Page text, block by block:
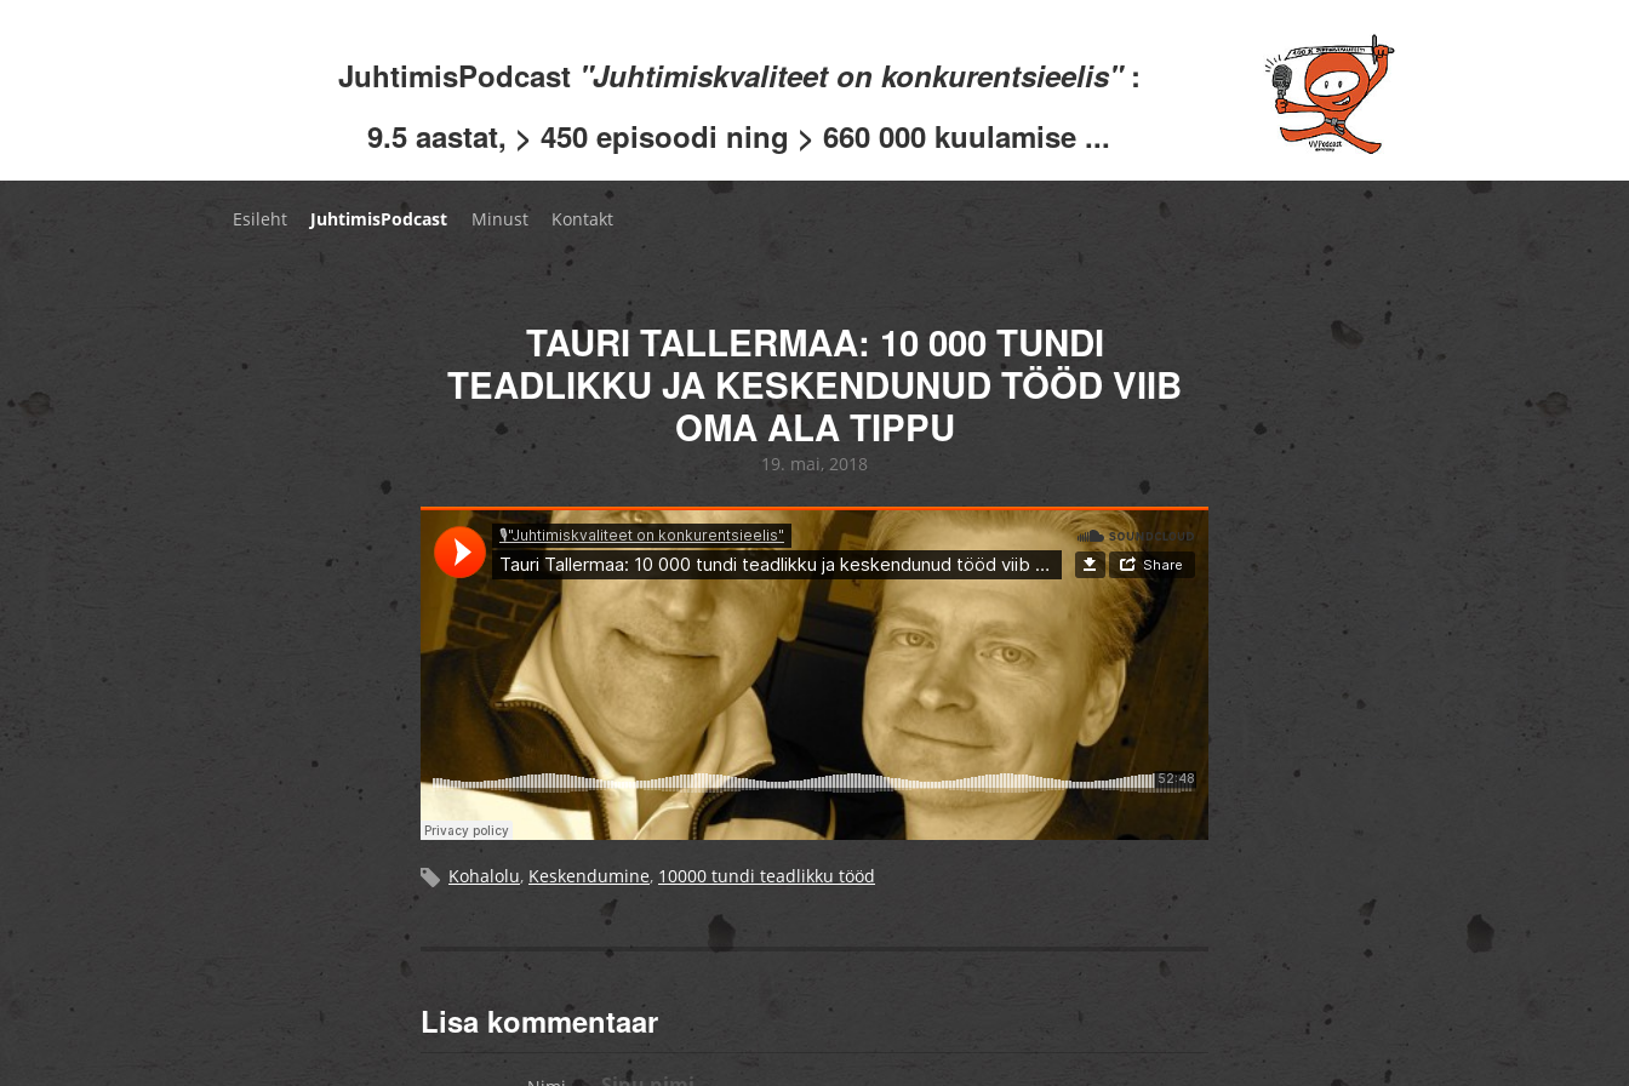
JuhtimisPodcast "Juhtimiskvaliteet on konkurentsieelis" :
9.5 aastat, > 450 episoodi ning > 660 000 kuulamise ...
Esileht JuhtimisPodcast Minust Kontakt
TAURI TALLERMAA: 10 000 TUNDI
TEADLIKKU JA KESKENDUNUD TÖÖD VIIB
OMA ALA TIPPU
19. mai, 2018
Kohalolu, Keskendumine, 10000 tundi teadlikku tööd
Lisa kommentaar